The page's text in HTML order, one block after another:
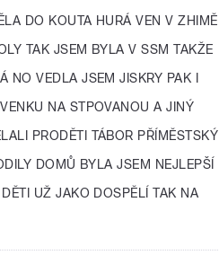
DO KOUTA HURÁ VEN V ZHIMĚ
TAK JSEM BYLA V SSM TAKŽE
NO VEDLA JSEM JISKRY PAK I
NA STPOVANOU A JINÝ
PRODĚTI TÁBOR PŘÍMĚSTSKÝ
DOMŮ BYLA JSEM NEJLEPŠÍ
UŽ JAKO DOSPĚLÍ TAK NA